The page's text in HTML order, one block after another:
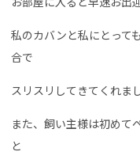
私のカバンと私にとって
合で
スリスリしてきてくれ
また、飼い主様は初めて
と